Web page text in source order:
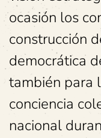
ocasión los
construcción
democrática
también para
conciencia
nacional